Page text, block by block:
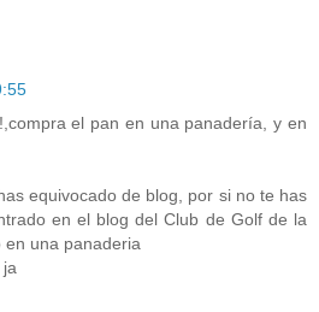
el pan en una panadería, y en
equivocado de blog, por si no te has
en el blog del Club de Golf de la
en una panaderia